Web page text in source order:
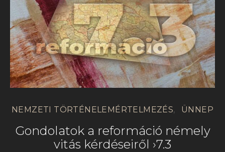
NEMZETI TÖRTÉNELEMÉRTELMEZÉS ÜNNEP
Gondolatok a reformáció némely
vitás kérdéseiről ›7.3